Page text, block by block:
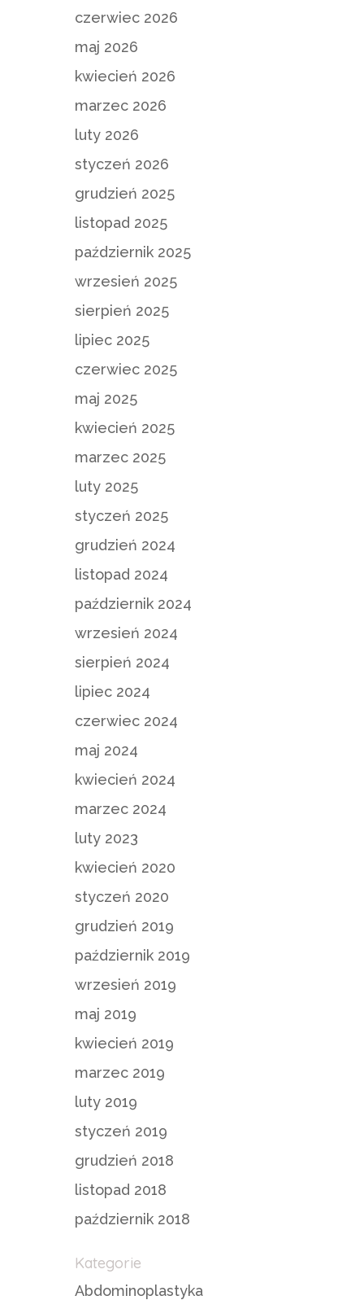
czerwiec 2026
maj 2026
kwiecień 2026
marzec 2026
luty 2026
styczeń 2026
grudzień 2025
listopad 2025
październik 2025
wrzesień 2025
sierpień 2025
lipiec 2025
czerwiec 2025
maj 2025
kwiecień 2025
marzec 2025
luty 2025
styczeń 2025
grudzień 2024
listopad 2024
październik 2024
wrzesień 2024
sierpień 2024
lipiec 2024
czerwiec 2024
maj 2024
kwiecień 2024
marzec 2024
luty 2023
kwiecień 2020
styczeń 2020
grudzień 2019
październik 2019
wrzesień 2019
maj 2019
kwiecień 2019
marzec 2019
luty 2019
styczeń 2019
grudzień 2018
listopad 2018
październik 2018
Kategorie
Abdominoplastyka